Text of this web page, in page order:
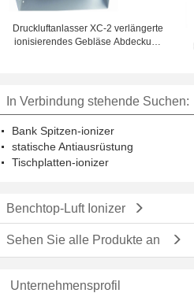
Druckluftanlasser XC-2 verlängerte
ionisierendes Gebläse Abdeckung
In Verbindung stehende Suchen:
Bank Spitzen-ionizer
statische Antiausrüstung
Tischplatten-ionizer
Benchtop-Luft Ionizer
Sehen Sie alle Produkte an
Unternehmensprofil